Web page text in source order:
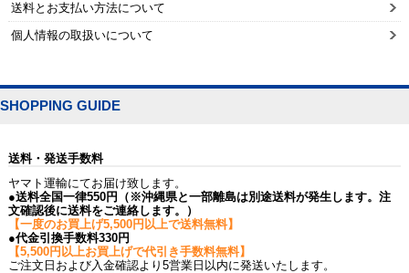
送料とお支払い方法について
個人情報の取扱いについて
SHOPPING GUIDE
送料・発送手数料
ヤマト運輸にてお届け致します。
●送料全国一律550円（※沖縄県と一部離島は別途送料が発生します。注
文確認後に送料をご連絡します。）
【一度のお買上げ5,500円以上で送料無料】
●代金引換手数料330円
【5,500円以上お買上げで代引き手数料無料】
ご注文日および入金確認より5営業日以内に発送いたします。